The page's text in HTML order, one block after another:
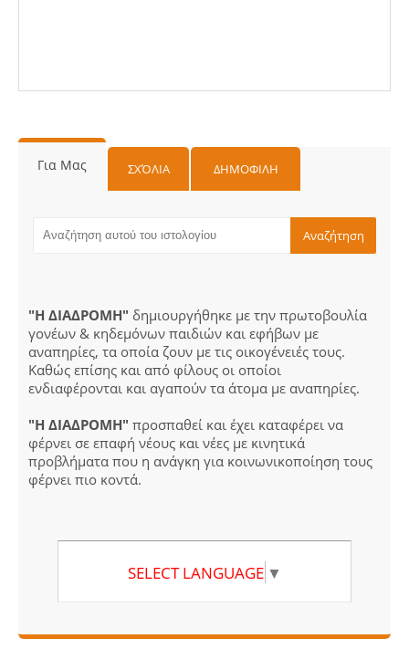
Για Μας ΣΧΌΛΙΑ ΔΗΜΟΦΙΛΗ
"Η ΔΙΑΔΡΟΜΗ" δημιουργήθηκε με την πρωτοβουλία
γονέων & κηδεμόνων παιδιών και εφήβων με
αναπηρίες, τα οποία ζουν με τις οικογένειές τους.
Καθώς επίσης και από φίλους οι οποίοι
ενδιαφέρονται και αγαπούν τα άτομα με αναπηρίες.
"Η ΔΙΑΔΡΟΜΗ" προσπαθεί και έχει καταφέρει να
φέρνει σε επαφή νέους και νέες με κινητικά
προβλήματα που η ανάγκη για κοινωνικοποίηση τους
φέρνει πιο κοντά.
SELECT LANGUAGE ▼